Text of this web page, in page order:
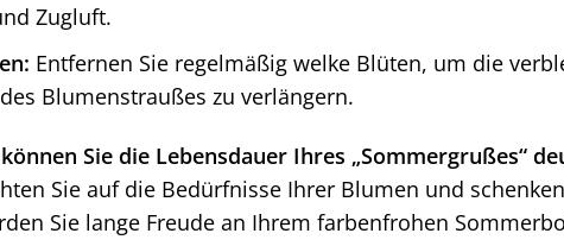
Zugluft.
Entfernen Sie regelmäßig welke Blüten, um die
Blumenstraußes zu verlängern.
Sie die Lebensdauer Ihres „Sommergrußes“
Sie auf die Bedürfnisse Ihrer Blumen und
Sie lange Freude an Ihrem farbenfrohen